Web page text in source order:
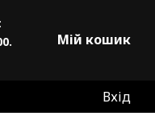
Мій кошик
Вхід